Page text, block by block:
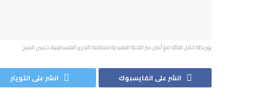
بوريطة خلال لقائه مع أمين سر اللجنة التنفيذية لمنظمة التحرير الفلسطينية، حسين الشيخ
انشر على الفايسبوك انشر على التويتر